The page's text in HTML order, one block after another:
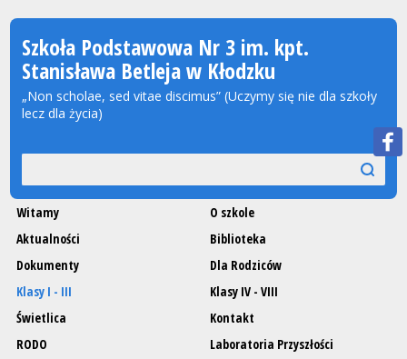
Szkoła Podstawowa Nr 3 im. kpt.
Stanisława Betleja w Kłodzku
„Non scholae, sed vitae discimus” (Uczymy się nie dla szkoły
lecz dla życia)
szukaj
Witamy
O szkole
Aktualności
Biblioteka
Dokumenty
Dla Rodziców
Klasy I - III
Klasy IV - VIII
Świetlica
Kontakt
RODO
Laboratoria Przyszłości